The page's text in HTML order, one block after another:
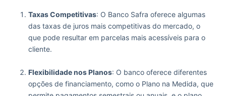
Taxas Competitivas: O Banco Safra oferece algumas
das taxas de juros mais competitivas do mercado, o
que pode resultar em parcelas mais acessíveis para o
cliente.
Flexibilidade nos Planos: O banco oferece diferentes
opções de financiamento, como o Plano na Medida, que